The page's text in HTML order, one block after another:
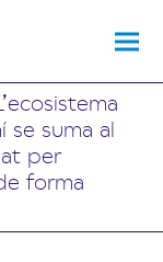
se suma al
per
forma